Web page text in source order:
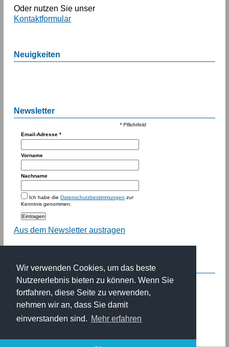
Wir verwenden Cookies, um das beste
Nutzererlebnis bieten zu können. Wenn Sie
fortfahren, diese Seite zu verwenden,
nehmen wir an, dass Sie damit
einverstanden sind. Mehr erfahren
Oder nutzen Sie unser
Kontaktformular
Neuigkeiten
Newsletter
* Pflichtfeld
Email-Adresse*
Vorname
Nachname
Ich habe dieDatenschutzbestimmungen zur
Kenntnis genommen.
Aus dem Newsletter austragen
Kunden über uns
Wolfgang
Das Fischgut Riddagshausen ist eine wunderbare
Zeitreise in die Welt der Zisterzienser Mönche! Wo
kann man das noch finden?